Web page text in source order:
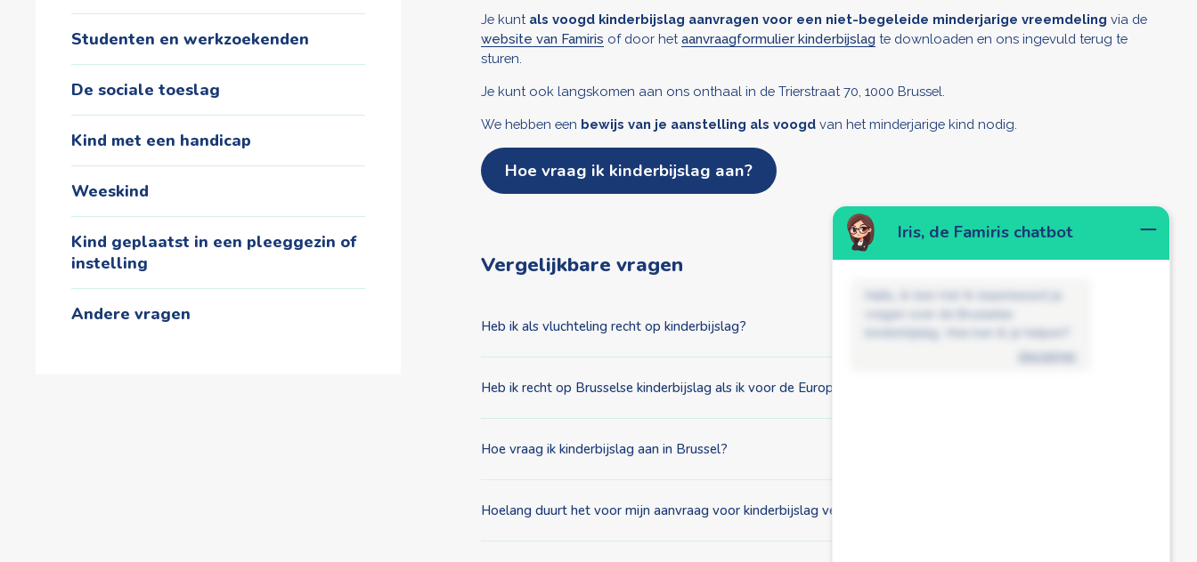
Iris, de Famiris chatbot
Hallo, ik ben Iris! Ik beantwoord je
vragen over de Brusselse
kinderbijslag. Hoe kan ik je helpen?
disclaimer
Studenten en werkzoekenden
De sociale toeslag
Kind met een handicap
Weeskind
Kind geplaatst in een pleeggezin of
instelling
Andere vragen
Je kunt als voogd kinderbijslag aanvragen voor een niet-begeleide minderjarige vreemdeling via de
website van Famiris of door het aanvraagformulier kinderbijslag te downloaden en ons ingevuld terug te
sturen.
Je kunt ook langskomen aan ons onthaal in de Trierstraat 70, 1000 Brussel.
We hebben een bewijs van je aanstelling als voogd van het minderjarige kind nodig.
Hoe vraag ik kinderbijslag aan?
Vergelijkbare vragen
Heb ik als vluchteling recht op kinderbijslag?
Heb ik recht op Brusselse kinderbijslag als ik voor de Europese Commissie werk?
Hoe vraag ik kinderbijslag aan in Brussel?
Hoelang duurt het voor mijn aanvraag voor kinderbijslag verwerkt is?